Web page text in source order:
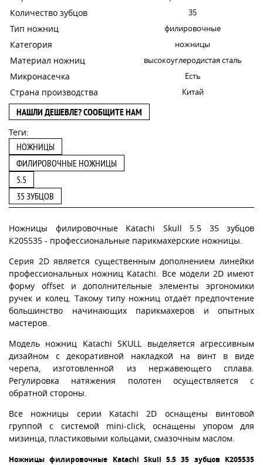
Количество зубцов 35
Тип ножниц филировочные
Категория ножницы
Материал ножниц высокоуглеродистая сталь
Микронасечка Есть
Страна производства Китай
НАШЛИ ДЕШЕВЛЕ? СООБЩИТЕ НАМ
Теги:
НОЖНИЦЫ
ФИЛИРОВОЧНЫЕ НОЖНИЦЫ
5.5
35 ЗУБЦОВ
Ножницы филировочные Katachi Skull 5.5 35 зубцов
K205535 - профессиональные парикмахерские ножницы.
Серия 2D является существенным дополнением линейки
профессиональных ножниц Katachi. Все модели 2D имеют
форму offset и дополнительные элементы эргономики
ручек и колец. Такому типу ножниц отдаёт предпочтение
большинство начинающих парикмахеров и опытных
мастеров.
Модель ножниц Katachi SKULL выделяется агрессивным
дизайном с декоративной накладкой на винт в виде
черепа, изготовленной из нержавеющего сплава.
Регулировка натяжения полотен осуществляется с
обратной стороны.
Все ножницы серии Katachi 2D оснащены винтовой
группой с системой mini-click, оснащены упором для
мизинца, пластиковыми кольцами, смазочным маслом.
Ножницы филировочные Katachi Skull 5.5 35 зубцов K205535